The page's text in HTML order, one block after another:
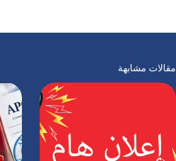
مقالات مشابهة